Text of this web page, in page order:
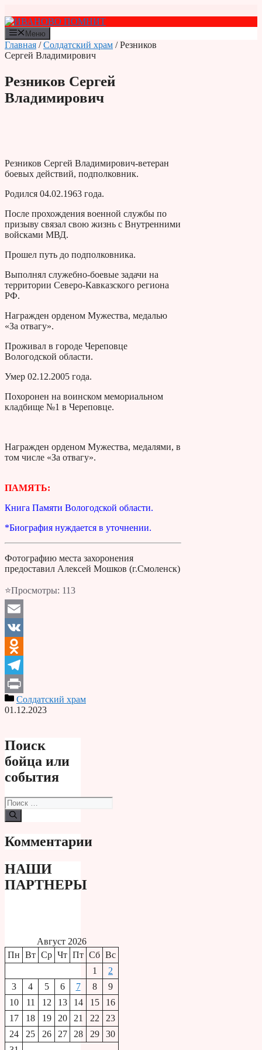
к
содержимому
Меню
Главная /Солдатский храм / Резников
Сергей Владимирович
Резников Сергей
Владимирович
Резников Сергей Владимирович-ветеран
боевых действий, подполковник.
Родился 04.02.1963 года.
После прохождения военной службы по
призыву связал свою жизнь с Внутренними
войсками МВД.
Прошел путь до подполковника.
Выполнял служебно-боевые задачи на
территории Северо-Кавказского региона
РФ.
Награжден орденом Мужества, медалью
«За отвагу».
Проживал в городе Череповце
Вологодской области.
Умер 02.12.2005 года.
Похоронен на воинском мемориальном
кладбище №1 в Череповце.
Награжден орденом Мужества, медалями, в
том числе «За отвагу».
ПАМЯТЬ:
Книга Памяти Вологодской области.
*Биография нуждается в уточнении.
Фотографию места захоронения
предоставил Алексей Мошков (г.Смоленск)
⭐Просмотры: 113
Email
VK
Odnoklassniki
Telegram
PrintСолдатский храм
01.12.2023
Поиск
бойца или
события
Поиск:
Комментарии
НАШИ
ПАРТНЕРЫ
Август 2026
Пн Вт Ср Чт Пт Сб Вс
1
2
3
4 5 6 7 8
9
10
11 12 13 14 15
16
17
18 19 20 21 22
23
24
25 26 27 28 29
30